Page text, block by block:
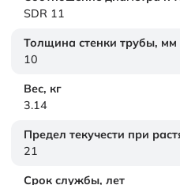
SDR 11
Толщина стенки трубы, мм
10
Вес, кг
3.14
Предел текучести при
21
Срок службы, лет